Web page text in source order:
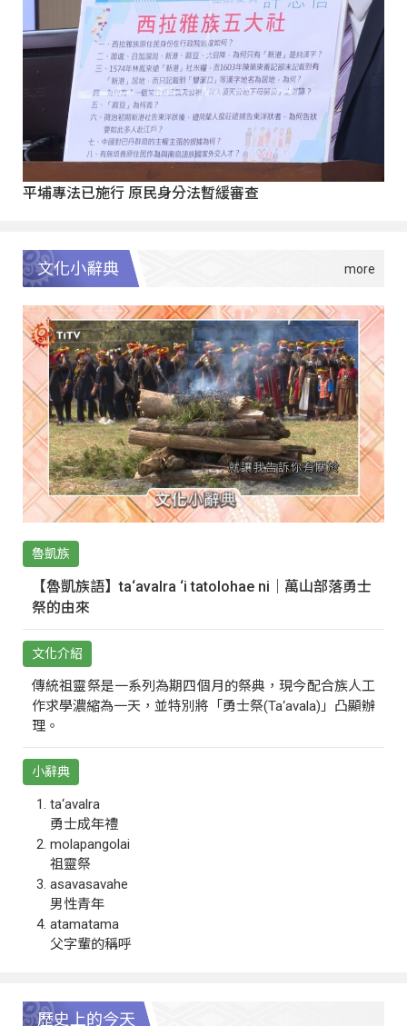
平埔專法已施行 原民身分法暫緩審查
文化小辭典
魯凱族
【魯凱族語】ta‘avalra ‘i tatolohae ni｜萬山部落勇士
祭的由來
文化介紹
傳統祖靈祭是一系列為期四個月的祭典，現今配合族人工
作求學濃縮為一天，並特別將「勇士祭(Ta‘avala)」凸顯辦
理。
小辭典
ta‘avalra
勇士成年禮
molapangolai
祖靈祭
asavasavahe
男性青年
atamatama
父字輩的稱呼
歷史上的今天